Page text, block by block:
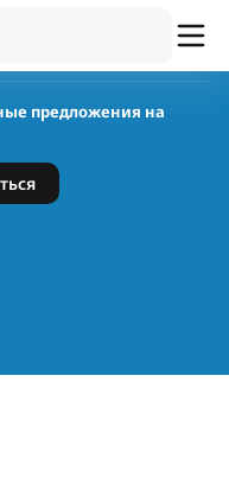
предложения на